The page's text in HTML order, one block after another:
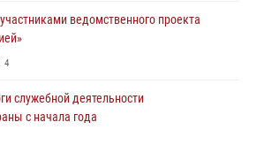
3
ведомственного проекта
4
служебной деятельности
с начала года